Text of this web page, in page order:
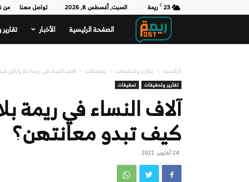
23
C ريمة السبت, أغسطس 8, 2026 تواصل معنا من
ريمةالصفحة الرئيسية الأخبار
الرئيسية تقارير وتحقيقات تحقيقات آلاف النساء في ريمة بلا وثائق
تقارير وتحقيقات تحقيقات
آلاف النساء في ريمة
كيف تبدو معانتهن؟
24 أكتوبر، 2021